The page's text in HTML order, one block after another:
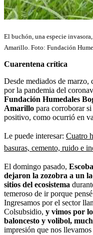
El buchón, una especie
Amarillo. Foto: Fundación
Cuarentena crítica
Desde mediados de
por la pandemia del
Fundación Humedales
Amarillo para corroborar
positivo, como ocurrió en
Le puede interesar: Cuatro
basuras, cemento, ruido e
El domingo pasado,
dejaron la zozobra a un
sitios del ecosistema
temeroso de ir porque
Ingresamos por el sector
Colsubsidio, y vimos por
baloncesto y volibol,
impresión que nos